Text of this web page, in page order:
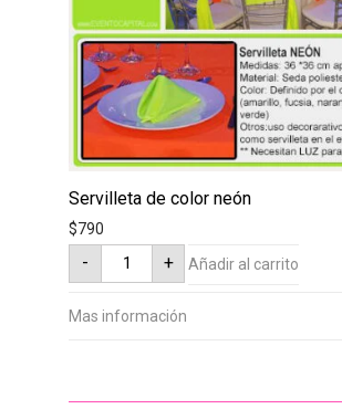
Servilleta de color neón
$790
-
Servilleta
color
cantidad
+ Añadir al carrito
Mas información